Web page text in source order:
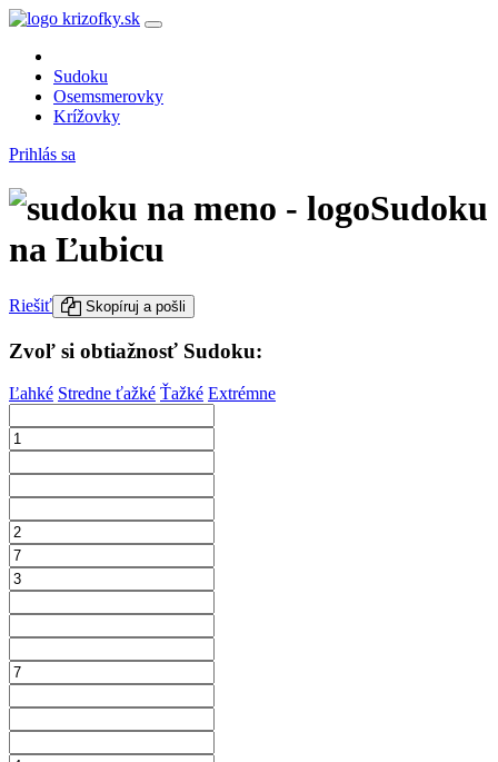
Sudoku
Osemsmerovky
Krížovky
Prihlás sa
Sudoku
na Ľubicu
Riešiť Skopíruj a pošli
Zvoľ si obtiažnosť Sudoku:
Ľahké Stredne ťažké Ťažké Extrémne